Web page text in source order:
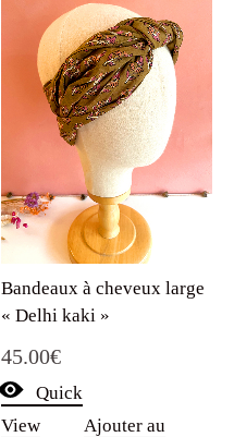
Bandeaux à cheveux large
« Delhi kaki »
45.00€
Quick
View
Ajouter au